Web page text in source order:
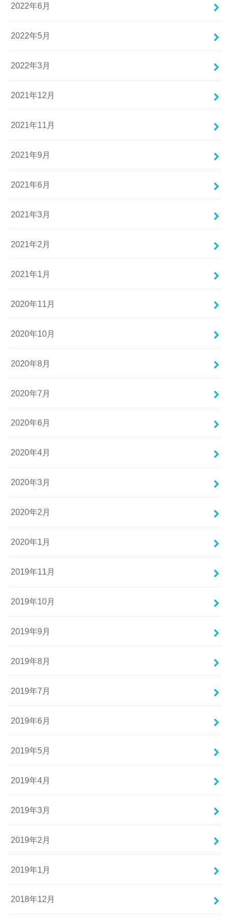
2022年6月
2022年5月
2022年3月
2021年12月
2021年11月
2021年9月
2021年6月
2021年3月
2021年2月
2021年1月
2020年11月
2020年10月
2020年8月
2020年7月
2020年6月
2020年4月
2020年3月
2020年2月
2020年1月
2019年11月
2019年10月
2019年9月
2019年8月
2019年7月
2019年6月
2019年5月
2019年4月
2019年3月
2019年2月
2019年1月
2018年12月